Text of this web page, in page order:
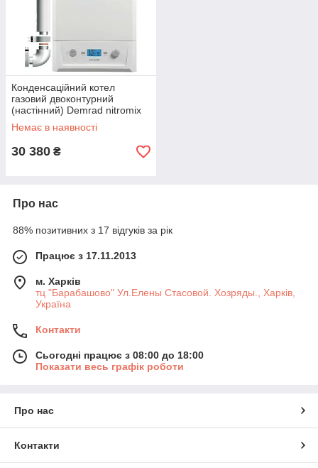
Конденсаційний котел
газовий двоконтурний
(настінний) Demrad nitromix
35 F (турбований)
Немає в наявності
30 380 ₴
Про нас
88% позитивних з 17 відгуків за рік
Працює з 17.11.2013
м. Харків
тц "Барабашово" Ул.Елены Стасовой. Хозряды., Харків,
Україна
Контакти
Сьогодні працює з 08:00 до 18:00
Показати весь графік роботи
Про нас
Контакти